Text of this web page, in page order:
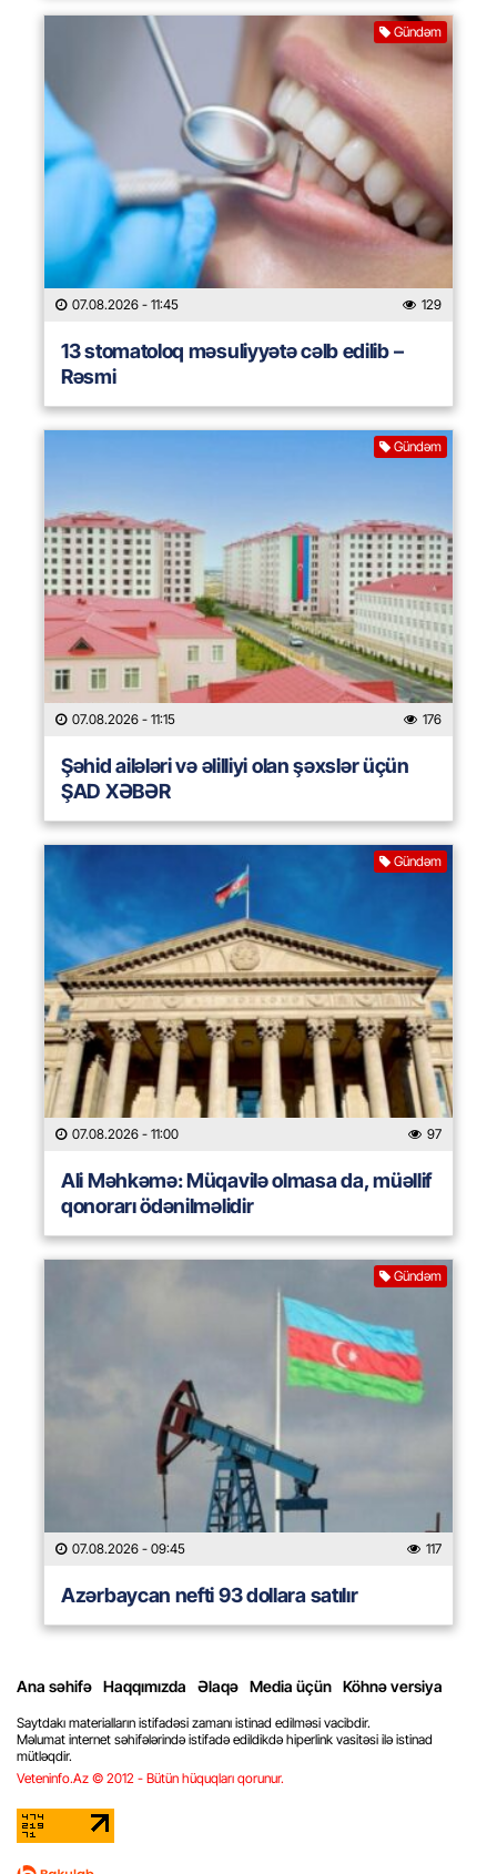
Gündəm
07.08.2026 - 11:45 129
13 stomatoloq məsuliyyətə cəlb edilib –
Rəsmi
Gündəm
07.08.2026 - 11:15 176
Şəhid ailələri və əlilliyi olan şəxslər üçün
ŞAD XƏBƏR
Gündəm
07.08.2026 - 11:00 97
Ali Məhkəmə: Müqavilə olmasa da, müəllif
qonorarı ödənilməlidir
Gündəm
07.08.2026 - 09:45 117
Azərbaycan nefti 93 dollara satılır
Ana səhifə Haqqımızda Əlaqə Media üçün Köhnə versiya
Saytdakı materialların istifadəsi zamanı istinad edilməsi vacibdir.
Məlumat internet səhifələrində istifadə edildikdə hiperlink vasitəsi ilə istinad
mütləqdir.
Veteninfo.Az © 2012 - Bütün hüquqları qorunur.